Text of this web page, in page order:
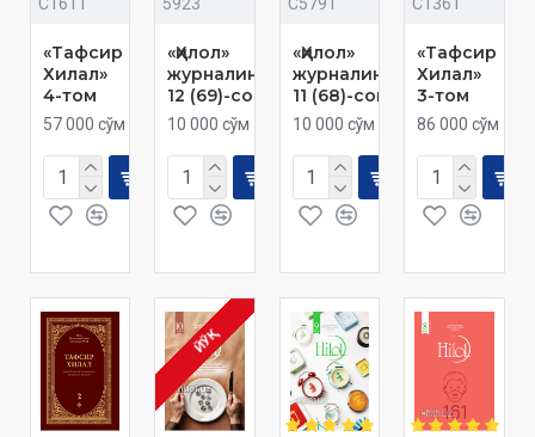
«Тафсир
Хилал»
4-том
57 000 сўм
«Ҳилол»
журналининг
12 (69)-сони
10 000 сўм
«Ҳилол»
журналининг
11 (68)-сони
10 000 сўм
«Тафсир
Хилал»
3-том
86 000 сўм
ЙЎҚ